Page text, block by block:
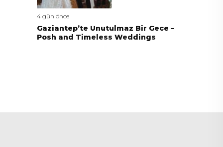
4 gün önce
Gaziantep’te Unutulmaz Bir Gece –
Posh and Timeless Weddings